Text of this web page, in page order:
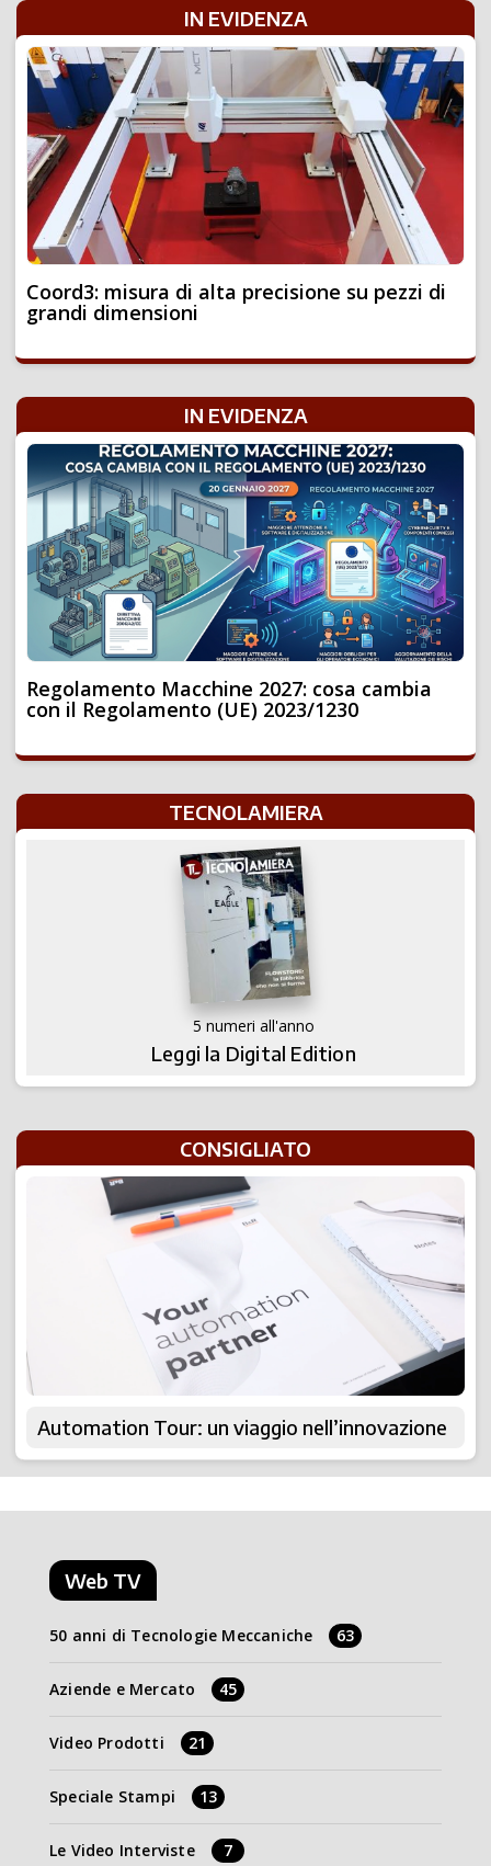
IN EVIDENZA
Coord3: misura di alta precisione su pezzi di
grandi dimensioni
IN EVIDENZA
Regolamento Macchine 2027: cosa cambia
con il Regolamento (UE) 2023/1230
TECNOLAMIERA
5 numeri all'anno
Leggi la Digital Edition
CONSIGLIATO
Automation Tour: un viaggio nell’innovazione
Web TV
50 anni di Tecnologie Meccaniche 63
Aziende e Mercato 45
Video Prodotti 21
Speciale Stampi 13
Le Video Interviste 7